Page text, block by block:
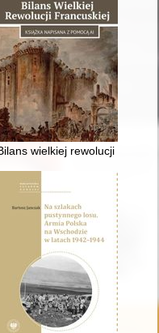
województwa
wielkiej rewolucji